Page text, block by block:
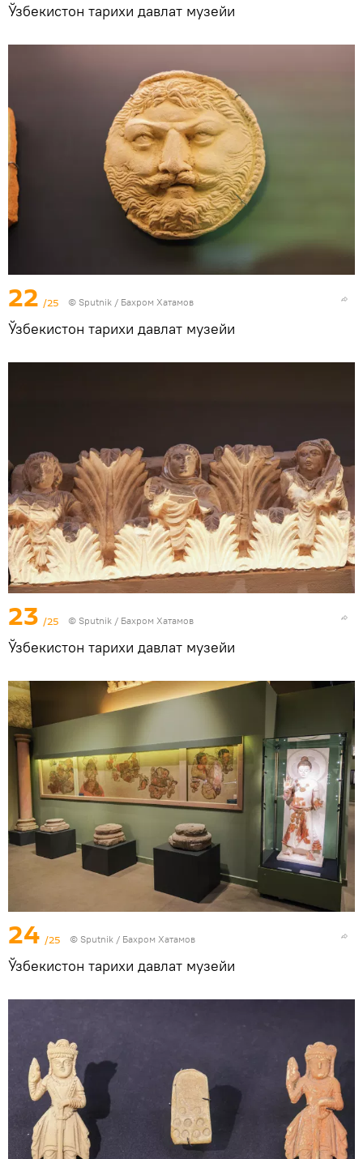
Ўзбекистон тарихи давлат музейи
22 /25 © Sputnik / Бахром Хатамов
Ўзбекистон тарихи давлат музейи
23 /25 © Sputnik / Бахром Хатамов
Ўзбекистон тарихи давлат музейи
24 /25 © Sputnik / Бахром Хатамов
Ўзбекистон тарихи давлат музейи